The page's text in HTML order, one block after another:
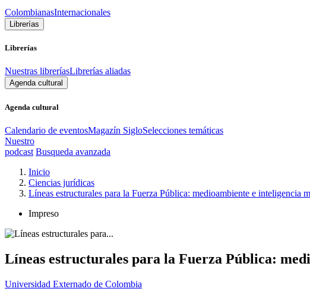
ColombianasInternacionales
Librerías
Librerías
Nuestras libreríasLibrerías aliadas
Agenda cultural
Agenda cultural
Calendario de eventosMagazín SigloSelecciones temáticas
Nuestro
podcast Busqueda avanzada
Inicio
Ciencias jurídicas
Líneas estructurales para la Fuerza Pública: medioambiente e inteligencia
Impreso
Líneas estructurales para la Fuerza Pública:
Universidad Externado de Colombia